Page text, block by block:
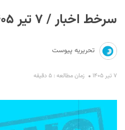
سرخط اخبار / ۷ تیر ۱۴۰۵
تحریریه پیوست
۷ تیر ۱۴۰۵ زمان مطالعه : ۵ دقیقه